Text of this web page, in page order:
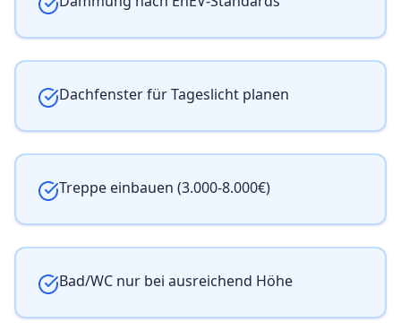
Dachfenster für Tageslicht planen
Treppe einbauen (3.000-8.000€)
Bad/WC nur bei ausreichend Höhe